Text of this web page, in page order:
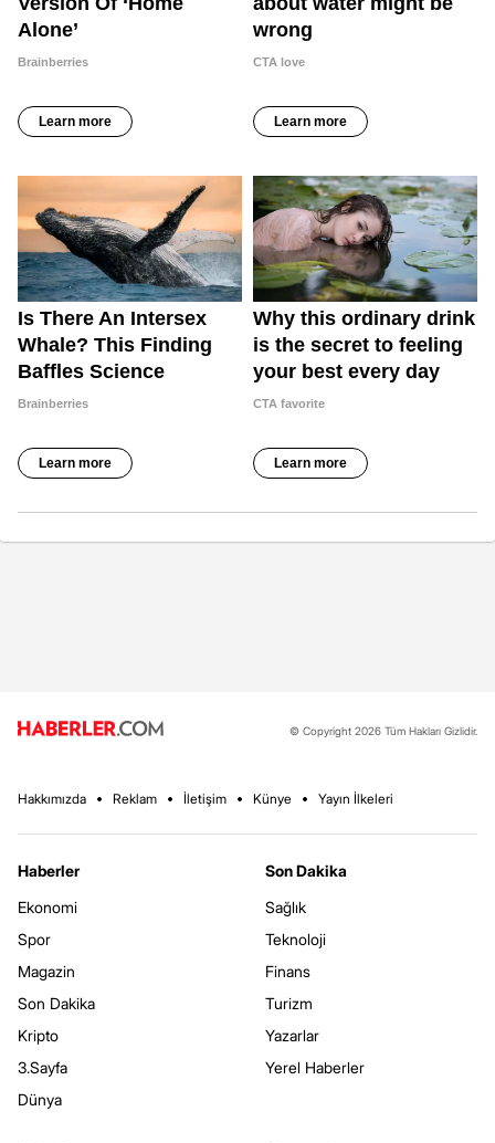
© Copyright 2026 Tüm Hakları Gizlidir.
Hakkımızda Reklam İletişim Künye Yayın İlkeleri
Haberler
Ekonomi
Spor
Magazin
Son Dakika
Kripto
3.Sayfa
Dünya
Son Dakika
Sağlık
Teknoloji
Finans
Turizm
Yazarlar
Yerel Haberler